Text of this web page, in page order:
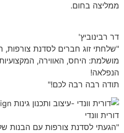
ממליצה בחום.
דר רבינוביץ'
"שלחתי זוג חברים לסדנת
מושלמת: היחס, האווירה,
הנפלאה!
תודה רבה רבה לכם!"
דורית וונדי
"הגעתי לסדנת צורפות עם הבנות